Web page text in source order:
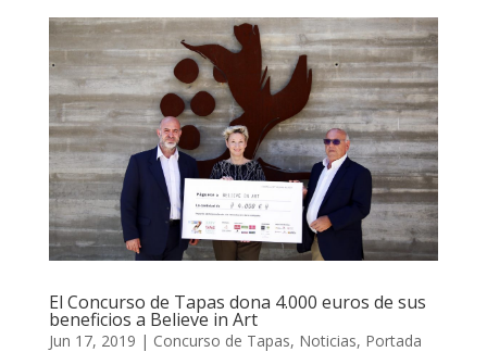
El Concurso de Tapas dona 4.000 euros de sus
beneficios a Believe in Art
Jun 17, 2019 | Concurso de Tapas, Noticias, Portada